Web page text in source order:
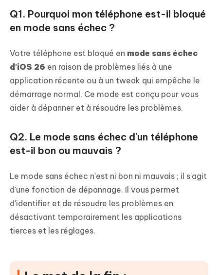
Q1. Pourquoi mon téléphone est-il bloqué
en mode sans échec ?
Votre téléphone est bloqué en mode sans échec
d'iOS 26 en raison de problèmes liés à une
application récente ou à un tweak qui empêche le
démarrage normal. Ce mode est conçu pour vous
aider à dépanner et à résoudre les problèmes.
Q2. Le mode sans échec d'un téléphone
est-il bon ou mauvais ?
Le mode sans échec n'est ni bon ni mauvais ; il s'agit
d'une fonction de dépannage. Il vous permet
d'identifier et de résoudre les problèmes en
désactivant temporairement les applications
tierces et les réglages.